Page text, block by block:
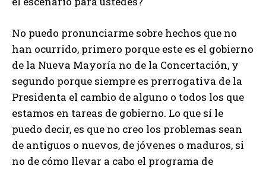
No puedo pronunciarme sobre hechos que no
han ocurrido, primero porque este es el gobierno
de la Nueva Mayoría no de la Concertación, y
segundo porque siempre es prerrogativa de la
Presidenta el cambio de alguno o todos los que
estamos en tareas de gobierno. Lo que sí le
puedo decir, es que no creo los problemas sean
de antiguos o nuevos, de jóvenes o maduros, si
no de cómo llevar a cabo el programa de